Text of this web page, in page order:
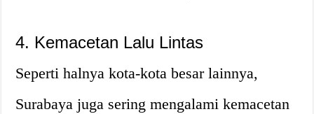
4. Kemacetan Lalu Lintas
Seperti halnya kota-kota besar lainnya,
Surabaya juga sering mengalami kemacetan